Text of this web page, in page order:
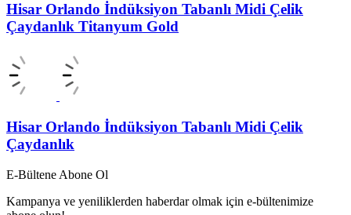
Hisar Orlando İndüksiyon Tabanlı Midi Çelik
Çaydanlık Titanyum Gold
Hisar Orlando İndüksiyon Tabanlı Midi Çelik
Çaydanlık
E-Bültene Abone Ol
Kampanya ve yeniliklerden haberdar olmak için e-bültenimize